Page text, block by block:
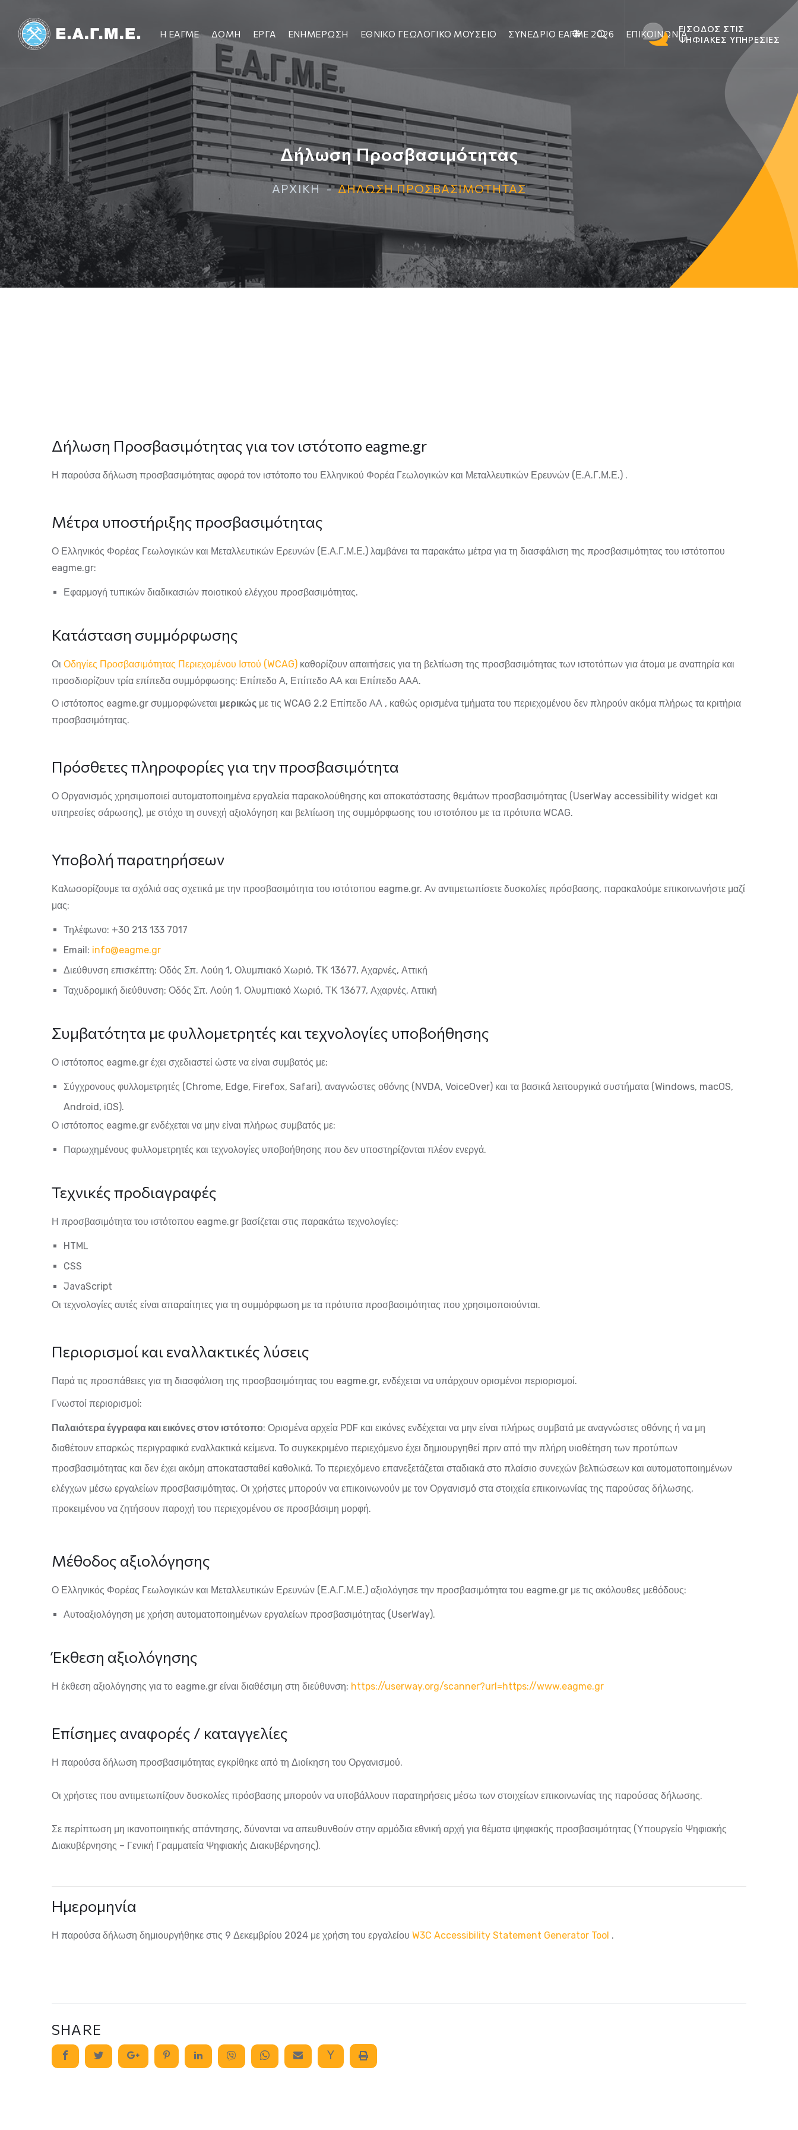
Η ΕΑΓΜΕ ΔΟΜΗ ΕΡΓΑ ΕΝΗΜΕΡΩΣΗ ΕΘΝΙΚΟ ΓΕΩΛΟΓΙΚΟ ΜΟΥΣΕΙΟ ΣΥΝΕΔΡΙΟ ΕΑΓΜΕ 2026 ΕΠΙΚΟΙΝΩΝΙΑΕΙΣΟΔΟΣ ΣΤΙΣ
ΨΗΦΙΑΚΕΣ ΥΠΗΡΕΣΙΕΣ
Δήλωση Προσβασιμότητας
ΑΡΧΙΚΗ ΔΉΛΩΣΗ ΠΡΟΣΒΑΣΙΜΌΤΗΤΑΣ
Δήλωση Προσβασιμότητας για τον ιστότοπο eagme.gr
Η παρούσα δήλωση προσβασιμότητας αφορά τον ιστότοπο του Ελληνικού Φορέα Γεωλογικών και Μεταλλευτικών Ερευνών (Ε.Α.Γ.Μ.Ε.) .
Μέτρα υποστήριξης προσβασιμότητας
Ο Ελληνικός Φορέας Γεωλογικών και Μεταλλευτικών Ερευνών (Ε.Α.Γ.Μ.Ε.) λαμβάνει τα παρακάτω μέτρα για τη διασφάλιση της προσβασιμότητας του ιστότοπου
eagme.gr:
Εφαρμογή τυπικών διαδικασιών ποιοτικού ελέγχου προσβασιμότητας.
Κατάσταση συμμόρφωσης
Οι Οδηγίες Προσβασιμότητας Περιεχομένου Ιστού (WCAG) καθορίζουν απαιτήσεις για τη βελτίωση της προσβασιμότητας των ιστοτόπων για άτομα με αναπηρία και
προσδιορίζουν τρία επίπεδα συμμόρφωσης: Επίπεδο Α, Επίπεδο ΑΑ και Επίπεδο ΑΑΑ.
Ο ιστότοπος eagme.gr συμμορφώνεται μερικώς με τις WCAG 2.2 Επίπεδο ΑΑ , καθώς ορισμένα τμήματα του περιεχομένου δεν πληρούν ακόμα πλήρως τα κριτήρια
προσβασιμότητας.
Πρόσθετες πληροφορίες για την προσβασιμότητα
Ο Οργανισμός χρησιμοποιεί αυτοματοποιημένα εργαλεία παρακολούθησης και αποκατάστασης θεμάτων προσβασιμότητας (UserWay accessibility widget και
υπηρεσίες σάρωσης), με στόχο τη συνεχή αξιολόγηση και βελτίωση της συμμόρφωσης του ιστοτόπου με τα πρότυπα WCAG.
Υποβολή παρατηρήσεων
Καλωσορίζουμε τα σχόλιά σας σχετικά με την προσβασιμότητα του ιστότοπου eagme.gr. Αν αντιμετωπίσετε δυσκολίες πρόσβασης, παρακαλούμε επικοινωνήστε μαζί
μας:
Τηλέφωνο: +30 213 133 7017
Email: info@eagme.gr
Διεύθυνση επισκέπτη: Οδός Σπ. Λούη 1, Ολυμπιακό Χωριό, ΤΚ 13677, Αχαρνές, Αττική
Ταχυδρομική διεύθυνση: Οδός Σπ. Λούη 1, Ολυμπιακό Χωριό, ΤΚ 13677, Αχαρνές, Αττική
Συμβατότητα με φυλλομετρητές και τεχνολογίες υποβοήθησης
Ο ιστότοπος eagme.gr έχει σχεδιαστεί ώστε να είναι συμβατός με:
Σύγχρονους φυλλομετρητές (Chrome, Edge, Firefox, Safari), αναγνώστες οθόνης (NVDA, VoiceOver) και τα βασικά λειτουργικά συστήματα (Windows, macOS,
Android, iOS).
Ο ιστότοπος eagme.gr ενδέχεται να μην είναι πλήρως συμβατός με:
Παρωχημένους φυλλομετρητές και τεχνολογίες υποβοήθησης που δεν υποστηρίζονται πλέον ενεργά.
Τεχνικές προδιαγραφές
Η προσβασιμότητα του ιστότοπου eagme.gr βασίζεται στις παρακάτω τεχνολογίες:
HTML
CSS
JavaScript
Οι τεχνολογίες αυτές είναι απαραίτητες για τη συμμόρφωση με τα πρότυπα προσβασιμότητας που χρησιμοποιούνται.
Περιορισμοί και εναλλακτικές λύσεις
Παρά τις προσπάθειες για τη διασφάλιση της προσβασιμότητας του eagme.gr, ενδέχεται να υπάρχουν ορισμένοι περιορισμοί.
Γνωστοί περιορισμοί:
Παλαιότερα έγγραφα και εικόνες στον ιστότοπο: Ορισμένα αρχεία PDF και εικόνες ενδέχεται να μην είναι πλήρως συμβατά με αναγνώστες οθόνης ή να μη
διαθέτουν επαρκώς περιγραφικά εναλλακτικά κείμενα. Το συγκεκριμένο περιεχόμενο έχει δημιουργηθεί πριν από την πλήρη υιοθέτηση των προτύπων
προσβασιμότητας και δεν έχει ακόμη αποκατασταθεί καθολικά. Το περιεχόμενο επανεξετάζεται σταδιακά στο πλαίσιο συνεχών βελτιώσεων και αυτοματοποιημένων
ελέγχων μέσω εργαλείων προσβασιμότητας. Οι χρήστες μπορούν να επικοινωνούν με τον Οργανισμό στα στοιχεία επικοινωνίας της παρούσας δήλωσης,
προκειμένου να ζητήσουν παροχή του περιεχομένου σε προσβάσιμη μορφή.
Μέθοδος αξιολόγησης
Ο Ελληνικός Φορέας Γεωλογικών και Μεταλλευτικών Ερευνών (Ε.Α.Γ.Μ.Ε.) αξιολόγησε την προσβασιμότητα του eagme.gr με τις ακόλουθες μεθόδους:
Αυτοαξιολόγηση με χρήση αυτοματοποιημένων εργαλείων προσβασιμότητας (UserWay).
Έκθεση αξιολόγησης
Η έκθεση αξιολόγησης για το eagme.gr είναι διαθέσιμη στη διεύθυνση: https://userway.org/scanner?url=https://www.eagme.gr
Επίσημες αναφορές / καταγγελίες
Η παρούσα δήλωση προσβασιμότητας εγκρίθηκε από τη Διοίκηση του Οργανισμού.
Οι χρήστες που αντιμετωπίζουν δυσκολίες πρόσβασης μπορούν να υποβάλλουν παρατηρήσεις μέσω των στοιχείων επικοινωνίας της παρούσας δήλωσης.
Σε περίπτωση μη ικανοποιητικής απάντησης, δύνανται να απευθυνθούν στην αρμόδια εθνική αρχή για θέματα ψηφιακής προσβασιμότητας (Υπουργείο Ψηφιακής
Διακυβέρνησης – Γενική Γραμματεία Ψηφιακής Διακυβέρνησης).
Ημερομηνία
Η παρούσα δήλωση δημιουργήθηκε στις 9 Δεκεμβρίου 2024 με χρήση του εργαλείου W3C Accessibility Statement Generator Tool .
SHARE